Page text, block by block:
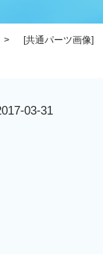
[共通パーツ画像]
03-31